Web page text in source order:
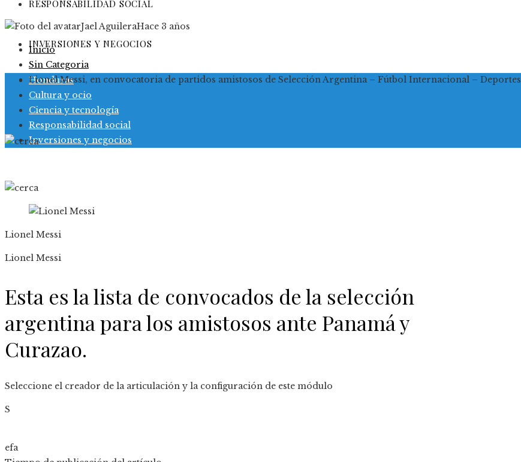
RESPONSABILIDAD SOCIAL
INVERSIONES Y NEGOCIOS
Honduras
Cultura y ocio
Ciencia y tecnología
Responsabilidad social
Inversiones y negocios
Jael AguileraHace 3 años
Inicio
Sin Categoria
Lionel Messi, en convocatoria de partidos amistosos de Selección Argentina – Fútbol Internacional – Deportes
Lionel Messi
Lionel Messi
Esta es la lista de convocados de la selección
argentina para los amistosos ante Panamá y
Curazao.
Seleccione el creador de la articulación y la configuración de este módulo
S
efa